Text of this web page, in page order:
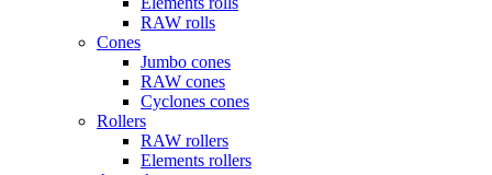
RAW rolls
Cones
Jumbo cones
RAW cones
Cyclones cones
Rollers
RAW rollers
Elements rollers